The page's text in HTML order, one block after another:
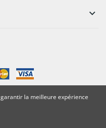

la meilleure expérience